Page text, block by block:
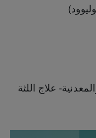
علاج اللثة